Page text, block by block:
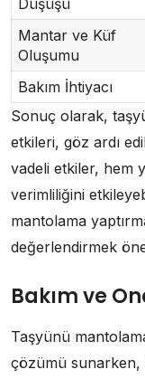
Düşüşü
Mantar ve Küf
Oluşumu
Bakım İhtiyacı
Sonuç olarak,
etkileri, göz ardı
vadeli etkiler, hem
verimliliğini
mantolama
değerlendirmek
Bakım ve
Taşyünü
çözümü sunarken,